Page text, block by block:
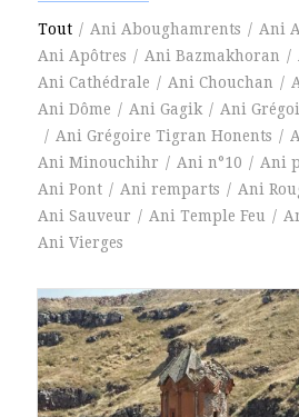
Tout / Ani Aboughamrents / Ani
Ani Apôtres / Ani Bazmakhoran /
Ani Cathédrale / Ani Chouchan /
Ani Dôme / Ani Gagik / Ani
/ Ani Grégoire Tigran Honents /
Ani Minouchihr / Ani n°10 / Ani
Ani Pont / Ani remparts / Ani
Ani Sauveur / Ani Temple Feu /
Ani Vierges